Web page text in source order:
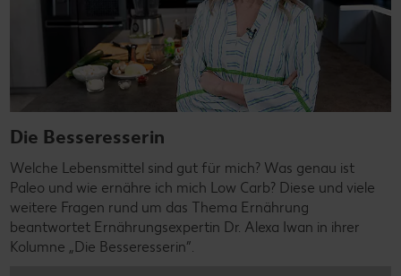
Die Besseresserin
Welche Lebensmittel sind gut für mich? Was genau ist
Paleo und wie ernähre ich mich Low Carb? Diese und viele
weitere Fragen rund um das Thema Ernährung
beantwortet Ernährungsexpertin Dr. Alexa Iwan in ihrer
Kolumne „Die Besseresserin”.